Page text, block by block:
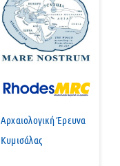
Αρχαιολογική Έρευνα
Κυμισάλας